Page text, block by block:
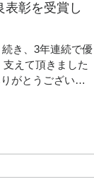
表彰を受賞し
き、3年連続で優
えて頂きました
がとうございま